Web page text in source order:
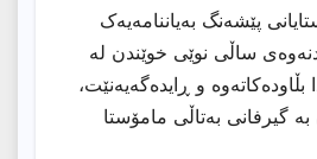
پێشەنگ بەیاننامەیەک
ساڵى نوێى خوێندن لە
و ڕایدەگەیەنێت،
گیرفانى بەتاڵى مامۆستا